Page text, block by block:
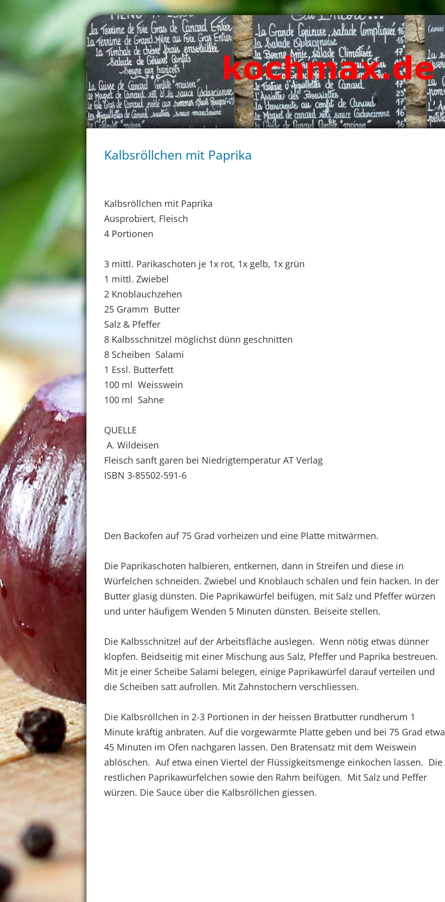
Kalbsröllchen mit Paprika
Kalbsröllchen mit Paprika
Ausprobiert, Fleisch
4 Portionen
3 mittl. Parikaschoten je 1x rot, 1x gelb, 1x grün
1 mittl. Zwiebel
2 Knoblauchzehen
25 Gramm Butter
Salz & Pfeffer
8 Kalbsschnitzel möglichst dünn geschnitten
8 Scheiben Salami
1 Essl. Butterfett
100 ml Weisswein
100 ml Sahne
QUELLE
A. Wildeisen
Fleisch sanft garen bei Niedrigtemperatur AT Verlag
ISBN 3-85502-591-6
Den Backofen auf 75 Grad vorheizen und eine Platte mitwärmen.
Die Paprikaschoten halbieren, entkernen, dann in Streifen und diese in
Würfelchen schneiden. Zwiebel und Knoblauch schälen und fein hacken. In der
Butter glasig dünsten. Die Paprikawürfel beifügen, mit Salz und Pfeffer würzen
und unter häufigem Wenden 5 Minuten dünsten. Beiseite stellen.
Die Kalbsschnitzel auf der Arbeitsfläche auslegen. Wenn nötig etwas dünner
klopfen. Beidseitig mit einer Mischung aus Salz, Pfeffer und Paprika bestreuen.
Mit je einer Scheibe Salami belegen, einige Paprikawürfel darauf verteilen und
die Scheiben satt aufrollen. Mit Zahnstochern verschliessen.
Die Kalbsröllchen in 2-3 Portionen in der heissen Bratbutter rundherum 1
Minute kräftig anbraten. Auf die vorgewärmte Platte geben und bei 75 Grad etwa
45 Minuten im Ofen nachgaren lassen. Den Bratensatz mit dem Weiswein
ablöschen. Auf etwa einen Viertel der Flüssigkeitsmenge einkochen lassen. Die
restlichen Paprikawürfelchen sowie den Rahm beifügen. Mit Salz und Peffer
würzen. Die Sauce über die Kalbsröllchen giessen.